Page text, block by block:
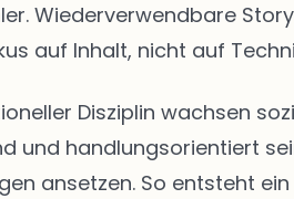
Wiederverwendbare
auf Inhalt, nicht auf
Disziplin wachsen
und handlungsorientiert
ansetzen. So entsteht